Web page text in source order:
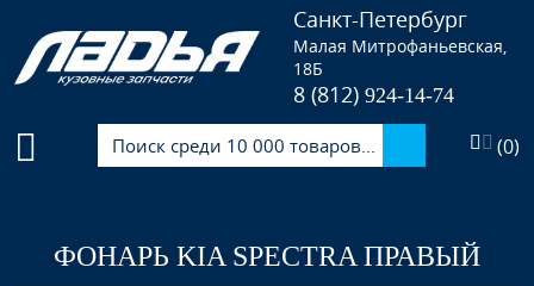
Санкт-Петербург
Малая Митрофаньевская,
18Б
8 (812)924-14-74
(0)
ФОНАРЬ KIA SPECTRA ПРАВЫЙ